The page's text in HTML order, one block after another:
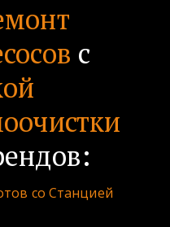
со Cтанцией